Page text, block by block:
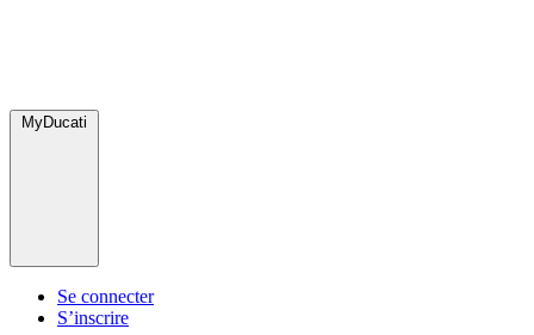
MyDucati
Se connecter
S’inscrire